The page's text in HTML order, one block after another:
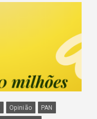
Opinião
PAN